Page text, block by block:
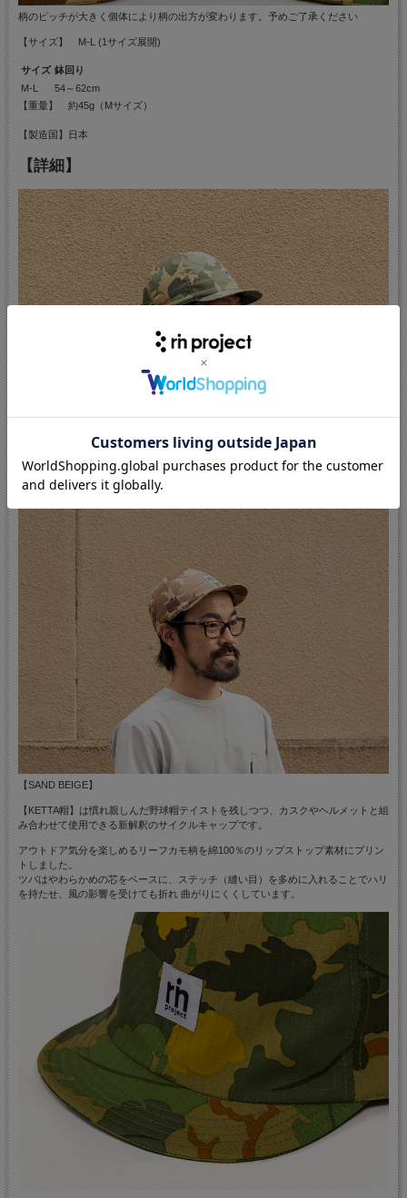
柄のピッチが大きく個体により柄の出方が変わります。予めご了承ください
【サイズ】 M-L (1サイズ展開)
サイズ 鉢回り
M-L
54～62cm
【重量】 約45g（Mサイズ）
【製造国】日本
【詳細】
【GREEN】
【SAND BEIGE】
【KETTA帽】は慣れ親しんだ野球帽テイストを残しつつ、カスクやヘルメットと組
み合わせて使用できる新解釈のサイクルキャップです。
アウトドア気分を楽しめるリーフカモ柄を綿100％のリップストップ素材にプリン
トしました。
ツバはやわらかめの芯をベースに、ステッチ（縫い目）を多めに入れることでハリ
を持たせ、風の影響を受けても折れ 曲がりにくくしています。